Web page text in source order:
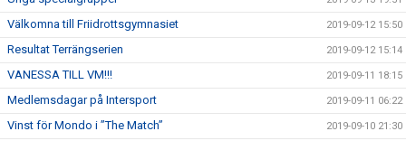
Välkomna till Friidrottsgymnasiet 2019-09-12 15:50
Resultat Terrängserien 2019-09-12 15:14
VANESSA TILL VM!!! 2019-09-11 18:15
Medlemsdagar på Intersport 2019-09-11 06:22
Vinst för Mondo i ”The Match” 2019-09-10 21:30